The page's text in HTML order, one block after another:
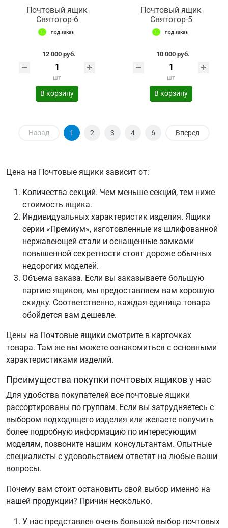
Почтовый ящик
Святогор-6
под заказ
12 000 руб.
шт
В корзину
Почтовый ящик
Святогор-5
под заказ
10 000 руб.
шт
В корзину
Назад 1 2 3 4 6 Вперед
Цена на Почтовые ящики зависит от:
Количества секций. Чем меньше секций, тем ниже
стоимость ящика.
Индивидуальных характеристик изделия. Ящики
серии «Премиум», изготовленные из шлифованной
нержавеющей стали и оснащенные замками
повышенной секретности стоят дороже обычных
недорогих моделей.
Объема заказа. Если вы заказываете большую
партию ящиков, мы предоставляем вам хорошую
скидку. Соответственно, каждая единица товара
обойдется вам дешевле.
Цены на Почтовые ящики смотрите в карточках
товара. Там же вы можете ознакомиться с основными
характеристиками изделий.
Преимущества покупки почтовых ящиков у нас
Для удобства покупателей все почтовые ящики
рассортированы по группам. Если вы затрудняетесь с
выбором подходящего изделия или желаете получить
более подробную информацию по интересующим
моделям, позвоните нашим консультантам. Опытные
специалисты с удовольствием ответят на любые ваши
вопросы.
Почему вам стоит остановить свой выбор именно на
нашей продукции? Причин несколько.
У нас представлен очень большой выбор почтовых